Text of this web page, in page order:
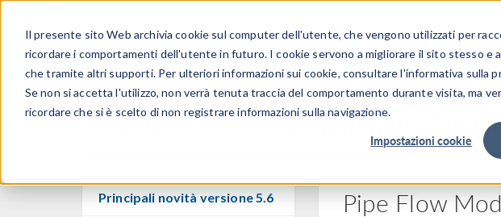
Il presente sito Web archivia cookie sul computer dell'utente, che vengono utilizzati per
ricordare i comportamenti dell'utente in futuro. I cookie servono a migliorare il sito stesso e
che tramite altri supporti. Per ulteriori informazioni sui cookie, consultare l'informativa sulla
Se non si accetta l'utilizzo, non verrà tenuta traccia del comportamento durante visita, ma
ricordare che si è scelto di non registrare informazioni sulla navigazione.
Impostazioni cookie
PRODOTTI SETTORI
Novità COMSOL Multiphysics
Principali novità versione 5.6 Pipe Flow